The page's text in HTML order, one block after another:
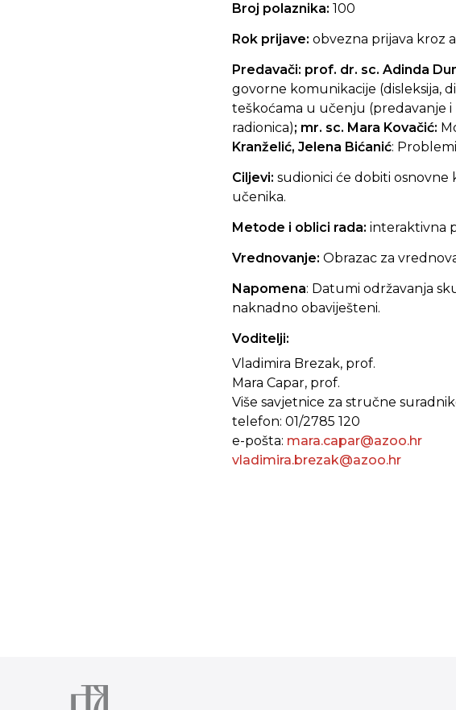
Broj polaznika: 100
Rok prijave: obvezna prijava kroz
Predavači: prof. dr. sc. Adinda
govorne komunikacije (disleksija,
teškoćama u učenju (predavanje i
radionica); mr. sc. Mara Kovačić:
Kranželić, Jelena Bićanić:
Ciljevi: sudionici će dobiti
učenika.
Metode i oblici rada: interaktivna
Vrednovanje: Obrazac za
Napomena: Datumi održavanja
naknadno obaviješteni.
Voditelji:
Vladimira Brezak, prof.
Mara Capar, prof.
Više savjetnice za stručne
telefon: 01/2785 120
e-pošta: mara.capar@azoo.hr
vladimira.brezak@azoo.hr